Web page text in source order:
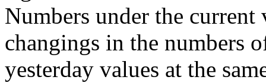
Numbers under the
changings in the numbers
yesterday values at the